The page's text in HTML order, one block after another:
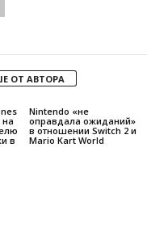
ОТ АВТОРА
на
в
Nintendo «не
оправдала ожиданий»
в отношении Switch 2 и
Mario Kart World